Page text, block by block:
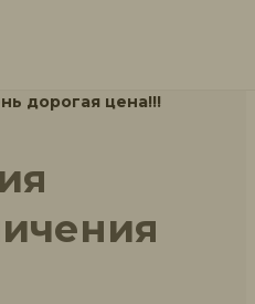
от 180 рублей. В
дорогая цена!!!